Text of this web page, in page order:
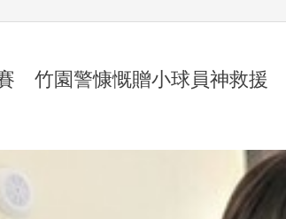
竹園警慷慨贈小球員神救援